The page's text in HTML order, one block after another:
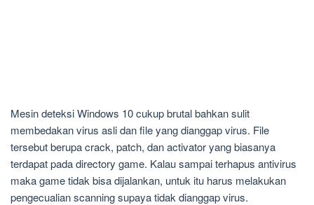
Mesin deteksi Windows 10 cukup brutal bahkan sulit
membedakan virus asli dan file yang dianggap virus. File
tersebut berupa crack, patch, dan activator yang biasanya
terdapat pada directory game. Kalau sampai terhapus antivirus
maka game tidak bisa dijalankan, untuk itu harus melakukan
pengecualian scanning supaya tidak dianggap virus.